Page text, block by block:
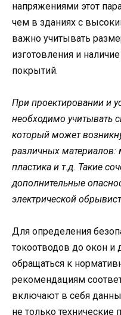
напряжениями этот
чем в зданиях с
важно учитывать
изготовления и
покрытий.
При проектировании и
необходимо учитывать
который может
различных материалов:
пластика и т.д. Такие
дополнительные
электрической
Для определения
токоотводов до окон и
обращаться к
рекомендациям
включают в себя
не только технические